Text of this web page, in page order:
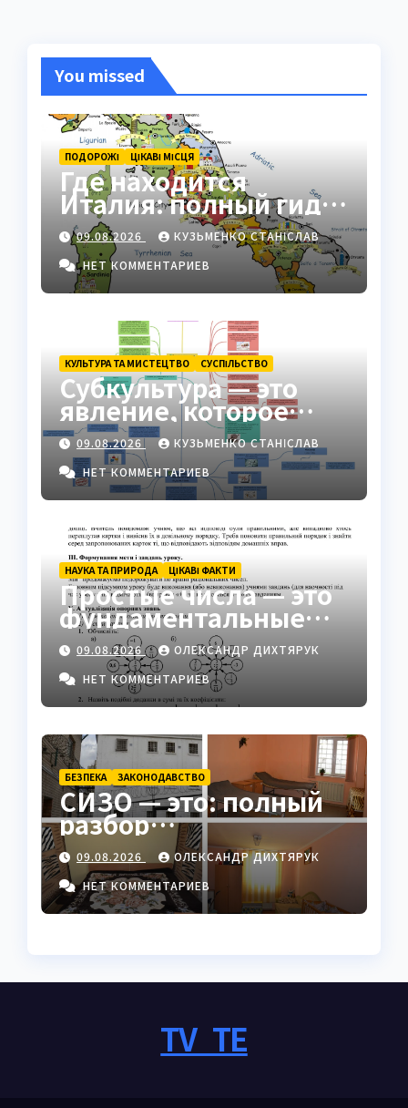
You missed
ПОДОРОЖІ ЦІКАВІ МІСЦЯ
Где находится
Италия: полный гид
по географии страны
09.08.2026
КУЗЬМЕНКО СТАНІСЛАВ
НЕТ КОММЕНТАРИЕВ
КУЛЬТУРА ТА МИСТЕЦТВО СУCПІЛЬСТВО
Субкультура — это
явление, которое
формирует
идентичность групп в
обществе
09.08.2026
КУЗЬМЕНКО СТАНІСЛАВ
НЕТ КОММЕНТАРИЕВ
НАУКА ТА ПРИРОДА ЦІКАВІ ФАКТИ
Простые числа — это
фундаментальные
«атомы» математики
09.08.2026
ОЛЕКСАНДР ДИХТЯРУК
НЕТ КОММЕНТАРИЕВ
БЕЗПЕКА ЗАКОНОДАВСТВО
СИЗО — это: полный
разбор
следственного
изолятора в Украине
09.08.2026
ОЛЕКСАНДР ДИХТЯРУК
НЕТ КОММЕНТАРИЕВ
TV_TE